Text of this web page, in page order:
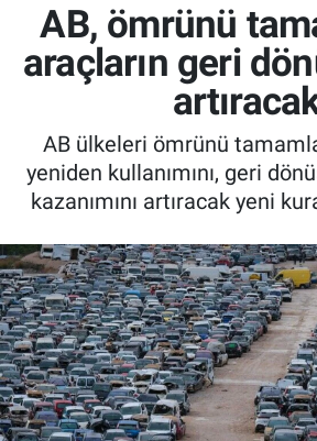
AB, ömrünü
araçların geri
AB ülkeleri ömrünü
yeniden kullanımını, geri
kazanımını artıracak yeni